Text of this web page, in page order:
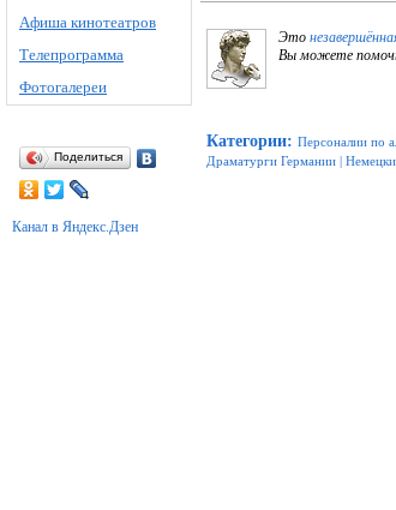
Афиша кинотеатров
Телепрограмма
Фотогалереи
Поделиться
Канал в Яндекс.Дзен
Это
Вы можете
Категории: Персоналии по
Драматурги Германии